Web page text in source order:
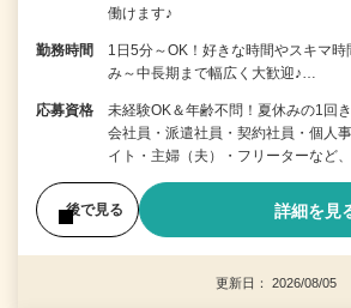
働けます♪
勤務時間
1日5分～OK！好きな時間やスキマ
み～中長期まで幅広く大歓迎♪…
応募資格
未経験OK＆年齢不問！夏休みの1回
会社員・派遣社員・契約社員・個人
イト・主婦（夫）・フリーターなど
後で見る 詳細を見
更新日： 2026/08/05